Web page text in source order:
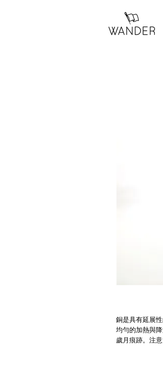
銅是具有延展
均勻的加熱與
歲月痕跡。注